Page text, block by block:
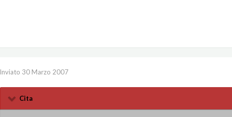
Inviato 30 Marzo 2007
Cita